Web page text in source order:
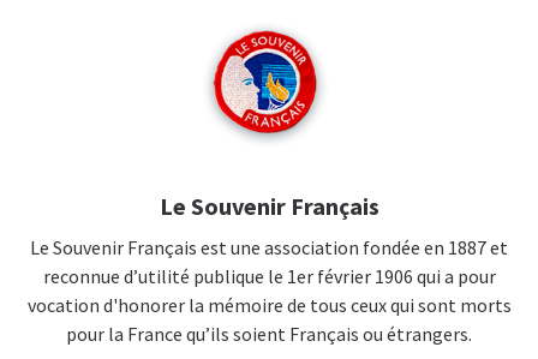
Le Souvenir Français
Le Souvenir Français est une association fondée en 1887 et
reconnue d’utilité publique le 1er février 1906 qui a pour
vocation d'honorer la mémoire de tous ceux qui sont morts
pour la France qu’ils soient Français ou étrangers.